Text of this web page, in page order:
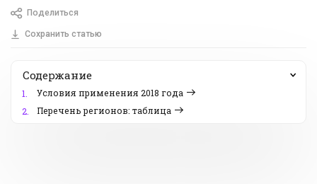
Поделиться
Сохранить статью
Содержание
1.
Условия применения 2018 года
2.
Перечень регионов: таблица